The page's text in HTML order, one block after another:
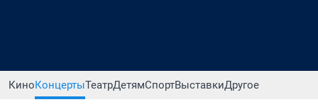
КиноКонцертыТеатрДетямСпортВыставкиДругое